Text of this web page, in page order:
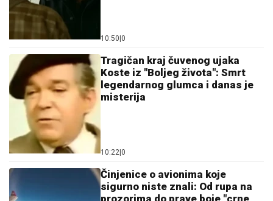
10:50|0
Tragičan kraj čuvenog ujaka
Koste iz "Boljeg života": Smrt
legendarnog glumca i danas je
misterija
10:22|0
Činjenice o avionima koje
sigurno niste znali: Od rupa na
prozorima do prave boje "crne